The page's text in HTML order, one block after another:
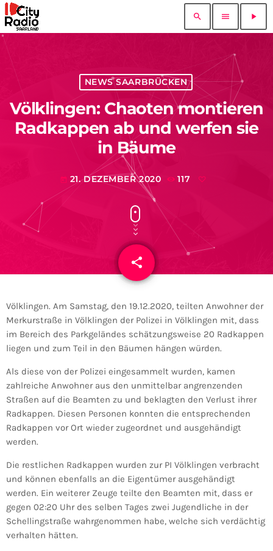
search menu play_arrow
NEWS SAARBRÜCKEN
Völklingen: Chaoten montieren
Radkappen ab und werfen sie
in Bäume
today 21. DEZEMBER 2020 117
share
email
Völklingen. Am Samstag, den 19.12.2020, teilten Anwohner der
Merkurstraße in Völklingen der Polizei in Völklingen mit, dass
im Bereich des Parkgeländes schätzungsweise 20 Radkappen
liegen und zum Teil in den Bäumen hängen würden.
Als diese von der Polizei eingesammelt wurden, kamen
zahlreiche Anwohner aus den unmittelbar angrenzenden
Straßen auf die Beamten zu und beklagten den Verlust ihrer
Radkappen. Diesen Personen konnten die entsprechenden
Radkappen vor Ort wieder zugeordnet und ausgehändigt
werden.
Die restlichen Radkappen wurden zur PI Völklingen verbracht
und können ebenfalls an die Eigentümer ausgehändigt
werden. Ein weiterer Zeuge teilte den Beamten mit, dass er
gegen 02:20 Uhr des selben Tages zwei Jugendliche in der
Schellingstraße wahrgenommen habe, welche sich verdächtig
verhalten hätten.